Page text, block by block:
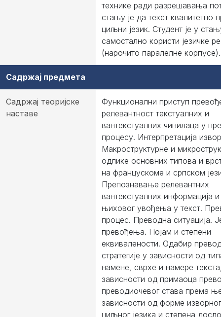
технике ради разрешавања
стању је да текст квалитетно
циљни језик. Студент је у
самостално користи језичке
(нарочито паралелне корпусе).
Садржај предмета
Садржај теоријске
наставе
Функционални приступ
релевантност текстуалних и
вантекстуалних чинилаца у
процесу. Интерпретација
Макроструктурне и
одлике основних типова и
на францускоме и српском
Препознавање релевантних
вантекстуалних информација
њиховог увођења у текст.
процес. Преводна ситуација.
превођења. Појам и степени
еквивалености. Одабир
стратегије у зависности од
намене, сврхе и намере
зависности од примаоца
преводиочевог става према
зависности од форме
циљног језика и степена